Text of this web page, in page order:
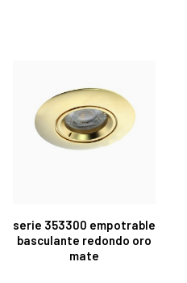
serie 353300 empotrable
basculante redondo oro
mate